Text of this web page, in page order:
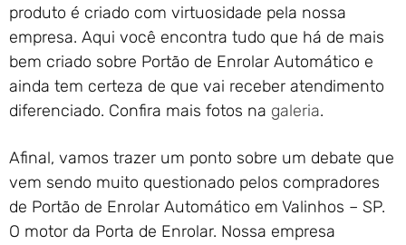
produto é criado com virtuosidade pela nossa
empresa. Aqui você encontra tudo que há de mais
bem criado sobre Portão de Enrolar Automático e
ainda tem certeza de que vai receber atendimento
diferenciado. Confira mais fotos na galeria.
Afinal, vamos trazer um ponto sobre um debate que
vem sendo muito questionado pelos compradores
de Portão de Enrolar Automático em Valinhos – SP.
O motor da Porta de Enrolar. Nossa empresa